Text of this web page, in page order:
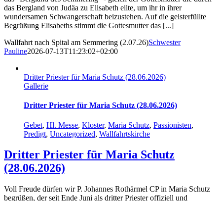
das Bergland von Judäa zu Elisabeth eilte, um ihr in ihrer
wundersamen Schwangerschaft beizustehen. Auf die geisterfüllte
Begrüßung Elisabeths stimmt die Gottesmutter das [...]
Wallfahrt nach Spital am Semmering (2.07.26)Schwester
Pauline2026-07-13T11:23:02+02:00
Dritter Priester für Maria Schutz (28.06.2026)
Gallerie
Dritter Priester für Maria Schutz (28.06.2026)
Gebet, Hl. Messe, Kloster, Maria Schutz, Passionisten,
Predigt, Uncategorized, Wallfahrtskirche
Dritter Priester für Maria Schutz
(28.06.2026)
Voll Freude dürfen wir P. Johannes Rothärmel CP in Maria Schutz
begrüßen, der seit Ende Juni als dritter Priester offiziell und